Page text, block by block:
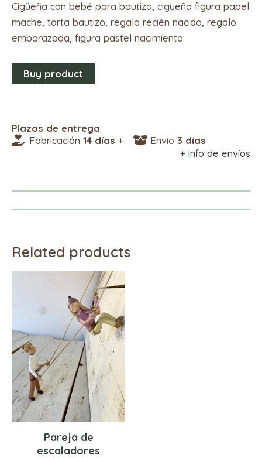
Cigüeña con bebé para bautizo, cigüeña figura papel
mache, tarta bautizo, regalo recién nacido, regalo
embarazada, figura pastel nacimiento
Buy product
Plazos de entrega
Fabricación 14 días + Envío 3 días
+ info de envíos
Related products
Pareja de
escaladores